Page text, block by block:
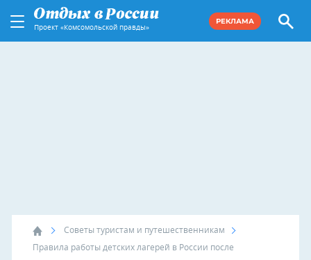
Проект «Комсомольской правды»
РЕКЛАМА
Советы туристам и путешественникам
Правила работы детских лагерей в России после